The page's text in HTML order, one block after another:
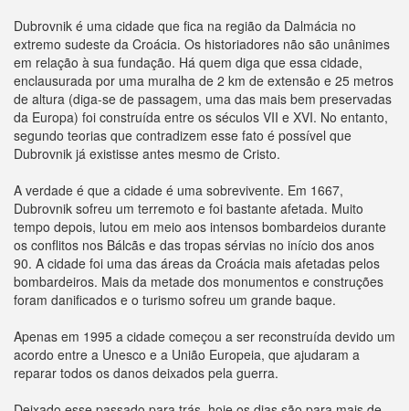
Dubrovnik é uma cidade que fica na região da Dalmácia no
extremo sudeste da Croácia. Os historiadores não são unânimes
em relação à sua fundação. Há quem diga que essa cidade,
enclausurada por uma muralha de 2 km de extensão e 25 metros
de altura (diga-se de passagem, uma das mais bem preservadas
da Europa) foi construída entre os séculos VII e XVI. No entanto,
segundo teorias que contradizem esse fato é possível que
Dubrovnik já existisse antes mesmo de Cristo.
A verdade é que a cidade é uma sobrevivente. Em 1667,
Dubrovnik sofreu um terremoto e foi bastante afetada. Muito
tempo depois, lutou em meio aos intensos bombardeios durante
os conflitos nos Bálcãs e das tropas sérvias no início dos anos
90. A cidade foi uma das áreas da Croácia mais afetadas pelos
bombardeiros. Mais da metade dos monumentos e construções
foram danificados e o turismo sofreu um grande baque.
Apenas em 1995 a cidade começou a ser reconstruída devido um
acordo entre a Unesco e a União Europeia, que ajudaram a
reparar todos os danos deixados pela guerra.